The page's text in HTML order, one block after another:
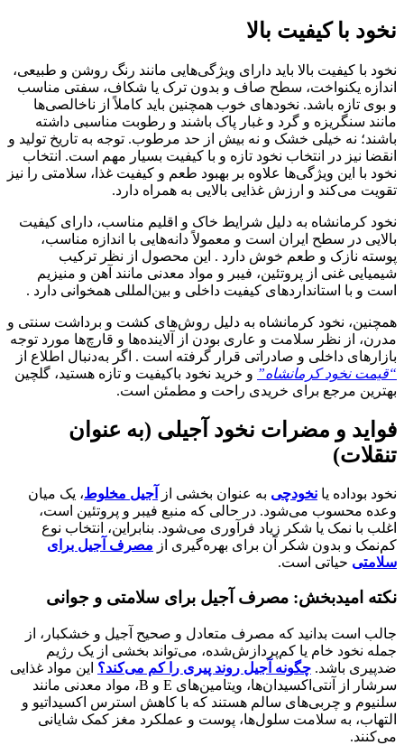
نخود با کیفیت بالا
نخود با کیفیت بالا باید دارای ویژگی‌هایی مانند رنگ روشن و طبیعی،
اندازه یکنواخت، سطح صاف و بدون ترک یا شکاف، سفتی مناسب
و بوی تازه باشد. نخودهای خوب همچنین باید کاملاً از ناخالصی‌ها
مانند سنگریزه و گرد و غبار پاک باشند و رطوبت مناسبی داشته
باشند؛ نه خیلی خشک و نه بیش از حد مرطوب. توجه به تاریخ تولید و
انقضا نیز در انتخاب نخود تازه و با کیفیت بسیار مهم است. انتخاب
نخود با این ویژگی‌ها علاوه بر بهبود طعم و کیفیت غذا، سلامتی را نیز
تقویت می‌کند و ارزش غذایی بالایی به همراه دارد.
نخود کرمانشاه به دلیل شرایط خاک و اقلیم مناسب، دارای کیفیت
بالایی در سطح ایران است و معمولاً دانه‌هایی با اندازه مناسب،
پوسته نازک و طعم خوش دارد . این محصول از نظر ترکیب
شیمیایی غنی از پروتئین، فیبر و مواد معدنی مانند آهن و منیزیم
است و با استانداردهای کیفیت داخلی و بین‌المللی همخوانی دارد .
همچنین، نخود کرمانشاه به دلیل روش‌های کشت و برداشت سنتی و
مدرن، از نظر سلامت و عاری بودن از آلاینده‌ها و قارچ‌ها مورد توجه
بازارهای داخلی و صادراتی قرار گرفته است . اگر به‌دنبال اطلاع از
“قیمت نخود کرمانشاه” و خرید نخود باکیفیت و تازه هستید، گلچین
بهترین مرجع برای خریدی راحت و مطمئن است.
فواید و مضرات نخود آجیلی (به عنوان
تنقلات)
نخود بوداده یا نخودچی به عنوان بخشی از آجیل مخلوط، یک میان
وعده محسوب می‌شود. در حالی که منبع فیبر و پروتئین است،
اغلب با نمک یا شکر زیاد فرآوری می‌شود. بنابراین، انتخاب نوع
کم‌نمک و بدون شکر آن برای بهره‌گیری از مصرف آجیل برای
سلامتی حیاتی است.
نکته امیدبخش: مصرف آجیل برای سلامتی و جوانی
جالب است بدانید که مصرف متعادل و صحیح آجیل و خشکبار، از
جمله نخود خام یا کم‌پردازش‌شده، می‌تواند بخشی از یک رژیم
ضدپیری باشد. چگونه آجیل روند پیری را کم می‌کند؟ این مواد غذایی
سرشار از آنتی‌اکسیدان‌ها، ویتامین‌های E و B، مواد معدنی مانند
سلنیوم و چربی‌های سالم هستند که با کاهش استرس اکسیداتیو و
التهاب، به سلامت سلول‌ها، پوست و عملکرد مغز کمک شایانی
می‌کنند.